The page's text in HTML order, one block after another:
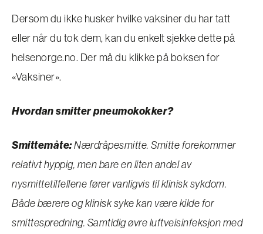
Dersom du ikke husker hvilke vaksiner du har tatt
eller når du tok dem, kan du enkelt sjekke dette på
helsenorge.no. Der må du klikke på boksen for
«Vaksiner».
Hvordan smitter pneumokokker?
Smittemåte:Nærdråpesmitte. Smitte forekommer
relativt hyppig, men bare en liten andel av
nysmittetilfellene fører vanligvis til klinisk sykdom.
Både bærere og klinisk syke kan være kilde for
smittespredning. Samtidig øvre luftveisinfeksjon med